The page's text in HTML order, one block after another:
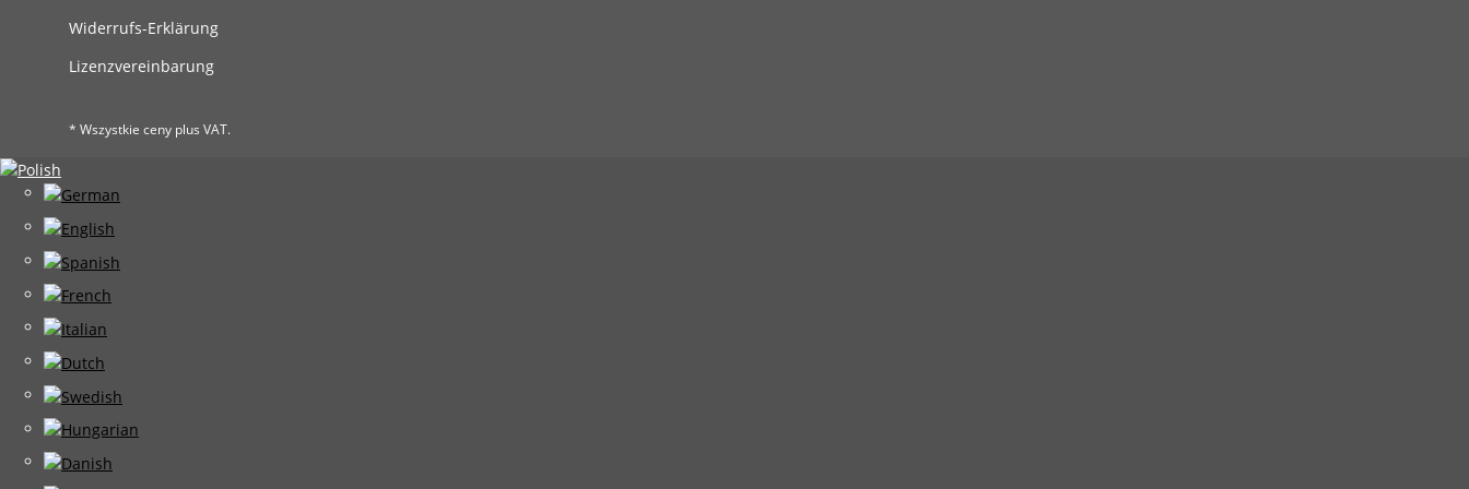
Widerrufs-Erklärung
Lizenzvereinbarung
* Wszystkie ceny plus VAT.